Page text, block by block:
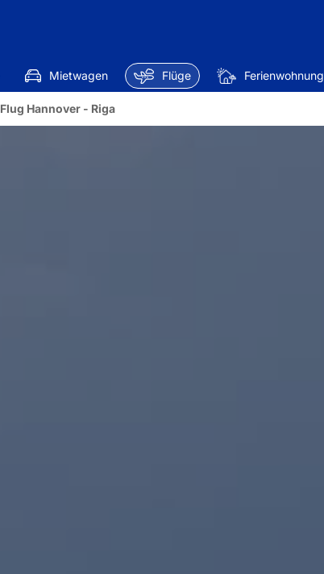
Mietwagen Flüge Ferienwohnung
Flug Hannover - Riga